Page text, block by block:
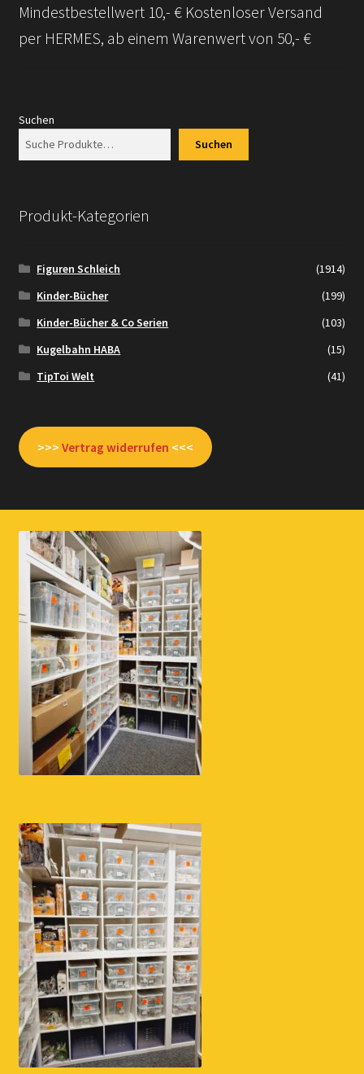
Versandarten
AGB
Widerrufsbelehrung
Versand + Wichtige Infos
Mindestbestellwert 10,- € Kostenloser Versand
per HERMES, ab einem Warenwert von 50,- €
Suchen
Suchen
Produkt-Kategorien
Figuren Schleich
(1914)
Kinder-Bücher
(199)
Kinder-Bücher & Co Serien
(103)
Kugelbahn HABA
(15)
TipToi Welt
(41)
>>> Vertrag widerrufen <<<